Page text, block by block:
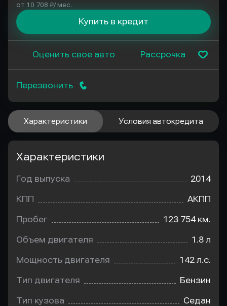
от 10 708 ₽/ мес.
Купить в кредит
Оценить свое авто Рассрочка
Перезвонить
Характеристики Условия автокредита
Характеристики
Год выпуска 2014
КПП АКПП
Пробег 123 754 км.
Объем двигателя 1.8 л
Мощность двигателя 142 л.с.
Тип двигателя Бензин
Тип кузова Седан